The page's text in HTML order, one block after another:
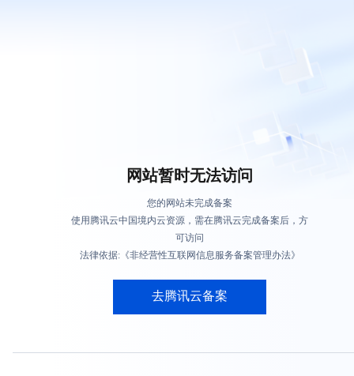
网站暂时无法访问
您的网站未完成备案
使用腾讯云中国境内云资源，需在腾讯云完成备案后，方
可访问
法律依据:《非经营性互联网信息服务备案管理办法》
去腾讯云备案